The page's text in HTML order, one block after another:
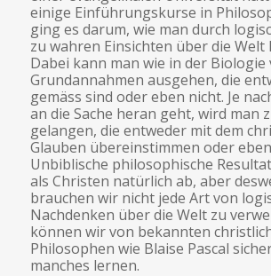
einige Einführungskurse in
ging es darum, wie man durch
zu wahren Einsichten über die Welt
Dabei kann man wie in der Biologie
Grundannahmen ausgehen, die
gemäss sind oder eben nicht. Je
an die Sache heran geht, wird man
gelangen, die entweder mit dem
Glauben übereinstimmen oder
Unbiblische philosophische
als Christen natürlich ab, aber
brauchen wir nicht jede Art von
Nachdenken über die Welt zu
können wir von bekannten
Philosophen wie Blaise Pascal
manches lernen.